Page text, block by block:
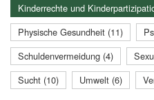
Kinderrechte und
Physische Gesundheit (11)
Schuldenvermeidung (4)
Sucht (10)
Umwelt (6)